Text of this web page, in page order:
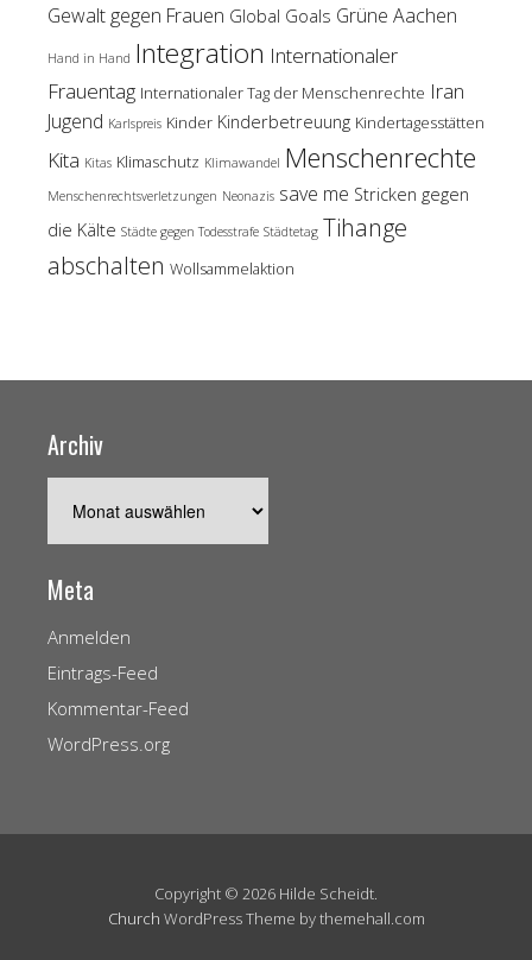
Gewalt gegen Frauen Global Goals Grüne Aachen
Hand in Hand Integration Internationaler
Frauentag Internationaler Tag der Menschenrechte Iran
Jugend Karlspreis Kinder Kinderbetreuung Kindertagesstätten
Kita Kitas Klimaschutz Klimawandel Menschenrechte
Menschenrechtsverletzungen Neonazis save me Stricken gegen
die Kälte Städte gegen Todesstrafe Städtetag Tihange
abschalten Wollsammelaktion
Archiv
Meta
Anmelden
Eintrags-Feed
Kommentar-Feed
WordPress.org
Copyright © 2026 Hilde Scheidt.
Church WordPress Theme by themehall.com